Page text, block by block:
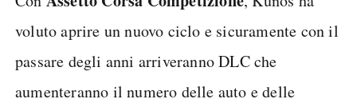
voluto aprire un nuovo ciclo e sicuramente con il
passare degli anni arriveranno DLC che
aumenteranno il numero delle auto e delle